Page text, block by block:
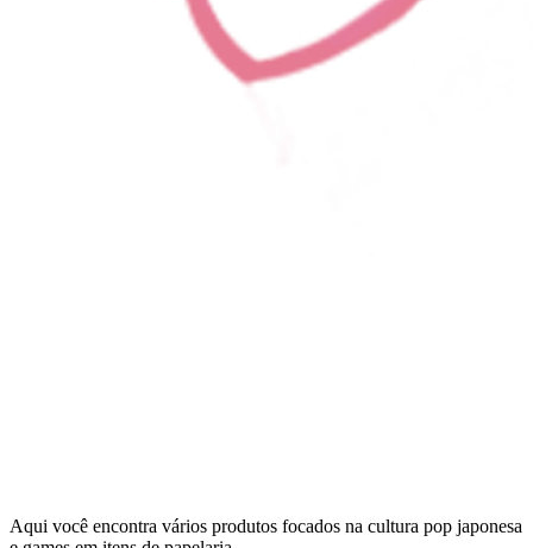
Aqui você encontra vários produtos focados na cultura pop japonesa